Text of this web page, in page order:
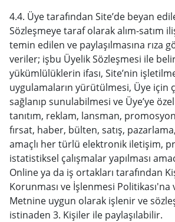
4.4. Üye tarafından Site’de beyan
Sözleşmeye taraf olarak alım-satım
temin edilen ve paylaşılmasına rıza
veriler; işbu Üyelik Sözleşmesi ile
yükümlülüklerin ifası, Site’nin
uygulamaların yürütülmesi, Üye için
sağlanıp sunulabilmesi ve Üye’ye
tanıtım, reklam, lansman,
fırsat, haber, bülten, satış,
amaçlı her türlü elektronik iletişim,
istatistiksel çalışmalar yapılması
Online ya da iş ortakları tarafından
Korunması ve İşlenmesi Politikası'na
Metnine uygun olarak işlenir ve
istinaden 3. Kişiler ile paylaşılabilir.